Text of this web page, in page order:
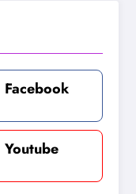
Facebook
Youtube